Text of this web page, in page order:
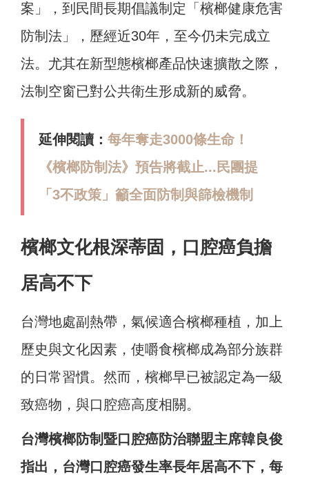
案」，到民間長期倡議制定「檳榔健康危害
防制法」，歷經近30年，至今仍未完成立
法。尤其在新型態檳榔產品快速擴散之際，
法制空窗已對公共衛生形成新的威脅。
延伸閱讀： 每年奪走3000條生命！
《檳榔防制法》預告將截止...民團提
「3不政策」籲全面防制與篩檢機制
檳榔文化根深蒂固，口腔癌負擔
居高不下
台灣地處副熱帶，氣候適合檳榔種植，加上
歷史與文化因素，使嚼食檳榔成為部分族群
的日常習慣。然而，檳榔早已被認定為一級
致癌物，與口腔癌高度相關。
台灣檳榔防制暨口腔癌防治聯盟主席韓良俊
指出，台灣口腔癌發生率長年居高不下，每